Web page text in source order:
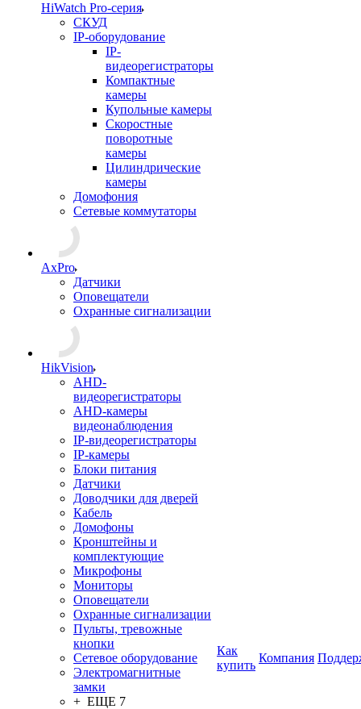
HiWatch Pro-серия
CКУД
IP-оборудование
IP-
видеорегистраторы
Компактные
камеры
Купольные камеры
Скоростные
поворотные
камеры
Цилиндрические
камеры
Домофония
Сетевые коммутаторы
AxPro
Датчики
Оповещатели
Охранные сигнализации
HikVision
AHD-
видеорегистраторы
AHD-камеры
видеонаблюдения
IP-видеорегистраторы
IP-камеры
Блоки питания
Датчики
Доводчики для дверей
Кабель
Домофоны
Кронштейны и
комплектующие
Микрофоны
Мониторы
Оповещатели
Охранные сигнализации
Пульты, тревожные
кнопки
Сетевое оборудование
Электромагнитные
замки
+ ЕЩЕ 7
Как
купить
Компания